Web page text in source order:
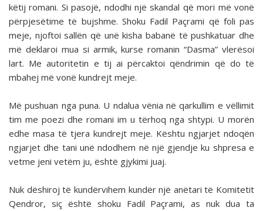
këtij romani. Si pasojë, ndodhi një skandal që mori më vonë
përpjesëtime të bujshme. Shoku Fadil Paçrami që foli pas
meje, njoftoi sallën që unë kisha babanë të pushkatuar dhe
më deklaroi mua si armik, kurse romanin “Dasma” vlerësoi
lart. Me autoritetin e tij ai përcaktoi qëndrimin që do të
mbahej më vonë kundrejt meje.
Më pushuan nga puna. U ndalua vënia në qarkullim e vëllimit
tim me poezi dhe romani im u tërhoq nga shtypi. U morën
edhe masa të tjera kundrejt meje. Kështu ngjarjet ndoqën
ngjarjet dhe tani unë ndodhem në një gjendje ku shpresa e
vetme jeni vetëm ju, është gjykimi juaj.
Nuk dëshiroj të kundërvihem kundër një anëtari të Komitetit
Qendror, siç është shoku Fadil Paçrami, as nuk dua ta